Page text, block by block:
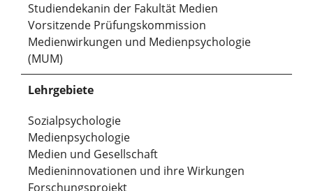
Studiendekanin der Fakultät Medien
Vorsitzende Prüfungskommission
Medienwirkungen und Medienpsychologie
(MUM)
Lehrgebiete
Sozialpsychologie
Medienpsychologie
Medien und Gesellschaft
Medieninnovationen und ihre Wirkungen
Forschungsprojekt